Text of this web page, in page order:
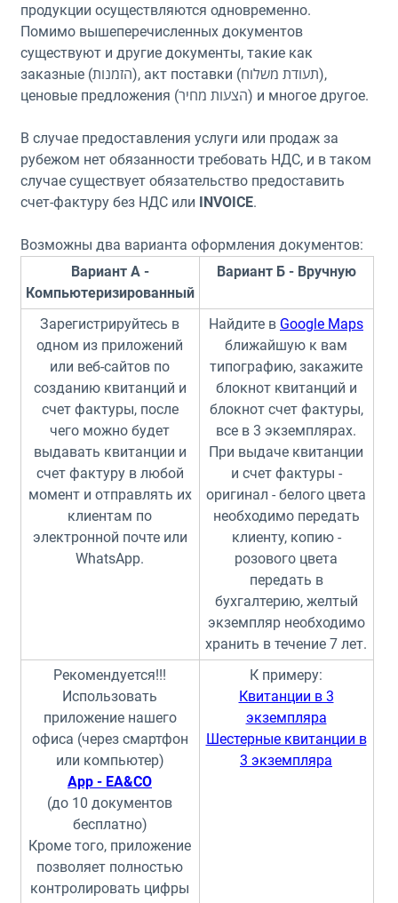
продукции осуществляются одновременно.
Помимо вышеперечисленных документов
существуют и другие документы, такие как
заказные (הזמנות), акт поставки (תעודת משלוח),
ценовые предложения (הצעות מחיר) и многое другое.
В случае предоставления услуги или продаж за
рубежом нет обязанности требовать НДС, и в таком
случае существует обязательство предоставить
счет-фактуру без НДС или INVOICE.
Возможны два варианта оформления документов:
Вариант А -
Компьютеризированный
Вариант Б - Вручную
Зарегистрируйтесь в
одном из приложений
или веб-сайтов по
созданию квитанций и
счет фактуры, после
чего можно будет
выдавать квитанции и
счет фактуру в любой
момент и отправлять их
клиентам по
электронной почте или
WhatsApp.
Найдите в Google Maps
ближайшую к вам
типографию, закажите
блокнот квитанций и
блокнот счет фактуры,
все в 3 экземплярах.
При выдаче квитанции
и счет фактуры -
оригинал - белого цвета
необходимо передать
клиенту, копию -
розового цвета
передать в
бухгалтерию, желтый
экземпляр необходимо
хранить в течение 7 лет.
Рекомендуется!!!
Использовать
приложение нашего
офиса (через смартфон
или компьютер)
App - EA&CO
(до 10 документов
бесплатно)
Кроме того, приложение
позволяет полностью
контролировать цифры
К примеру:
Квитанции в 3
экземпляра
Шестерные квитанции в
3 экземпляра